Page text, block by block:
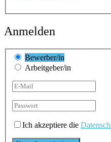
Anmelden
Bewerber/in
Arbeitgeber/in
Ich akzeptiere die